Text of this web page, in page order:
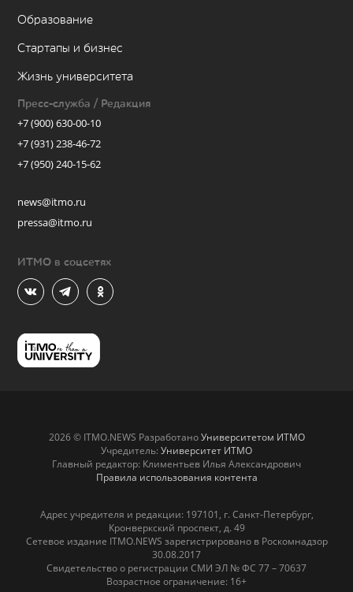
Образование
Стартапы и бизнес
Жизнь университета
Пресс-служба / Редакция
+7 (900) 630-00-10
+7 (931) 238-46-72
+7 (950) 240-15-62
news@itmo.ru
pressa@itmo.ru
ИТМО в соцсетях
2026 © ITMO.NEWS РазработаноУниверситетом ИТМО
Учредитель: Университет ИТМО
Главный редактор: Климентьев Илья Александрович
Правила использования контента
Адрес учредителя и редакции: 197101, г. Санкт-Петербург,
Кронверкский проспект, д. 49
Сетевое издание ITMO.NEWS зарегистрировано в Роскомнадзор
30.08.2017
Свидетельство о регистрации СМИ ЭЛ № ФС 77 – 70637
Возрастное ограничение: 16+